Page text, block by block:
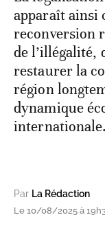
apparaît ainsi
reconversion
de l’illégalité,
restaurer la
région
dynamique
internationale.
Par La Rédaction
Le 10/08/2025 à